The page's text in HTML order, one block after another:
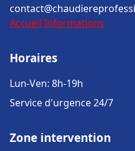
Accueil Informations
Horaires
Lun-Ven: 8h-19h
Service d'urgence 24/7
Zone intervention